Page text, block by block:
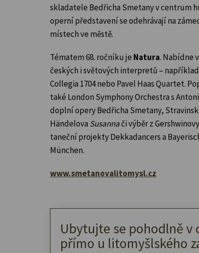
skladatele Bedřicha Smetany v centrum
operní představení se odehrávají na
místech ve městě.
Tématem 68. ročníku je Natura. Nabídne
českých i světových interpretů –
Collegia 1704 nebo Pavel Haas Quartet.
také London Symphony Orchestra s
doplní opery Bedřicha Smetany,
Händelova Susannači výběr z Gershwinovy
taneční projekty Dekkadancers a
München.
www.smetanovalitomysl.cz
Ubytujte se pohodlně v
přímo u litomyšlského